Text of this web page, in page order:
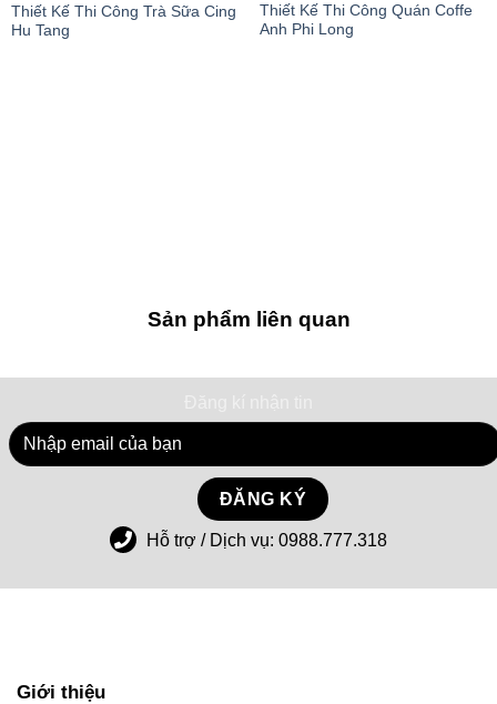
Thiết Kế Thi Công Trà Sữa Cing
Hu Tang
Thiết Kế Thi Công Quán Coffe
Anh Phi Long
Sản phẩm liên quan
Hỗ trợ / Dịch vụ: 0988.777.318
Giới thiệu